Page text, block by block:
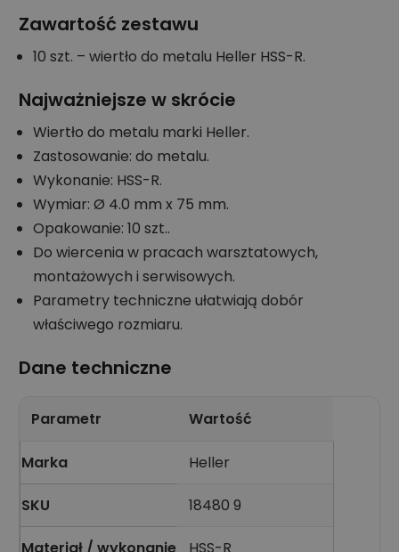
Zawartość zestawu
10 szt. – wiertło do metalu Heller HSS-R.
Najważniejsze w skrócie
Wiertło do metalu marki Heller.
Zastosowanie: do metalu.
Wykonanie: HSS-R.
Wymiar: Ø 4.0 mm x 75 mm.
Opakowanie: 10 szt..
Do wiercenia w pracach warsztatowych,
montażowych i serwisowych.
Parametry techniczne ułatwiają dobór
właściwego rozmiaru.
Dane techniczne
Parametr Wartość
Marka Heller
SKU 18480 9